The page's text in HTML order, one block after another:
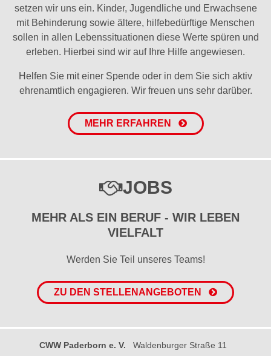
setzen wir uns ein. Kinder, Jugendliche und Erwachsene
mit Behinderung sowie ältere, hilfebedürftige Menschen
sollen in allen Lebenssituationen diese Werte spüren und
erleben. Hierbei sind wir auf Ihre Hilfe angewiesen.
Helfen Sie mit einer Spende oder in dem Sie sich aktiv
ehrenamtlich engagieren. Wir freuen uns sehr darüber.
MEHR ERFAHREN
JOBS
MEHR ALS EIN BERUF - WIR LEBEN
VIELFALT
Werden Sie Teil unseres Teams!
ZU DEN STELLENANGEBOTEN
CWW Paderborn e. V.
Waldenburger Straße 11